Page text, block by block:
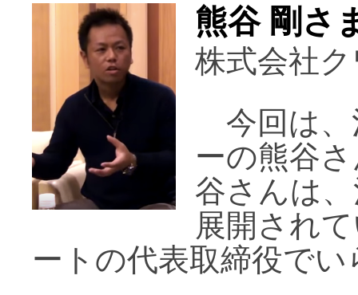
熊谷 剛さ
株式会社
今回は、
ーの熊谷
谷さんは
展開され
ートの代表取締役で